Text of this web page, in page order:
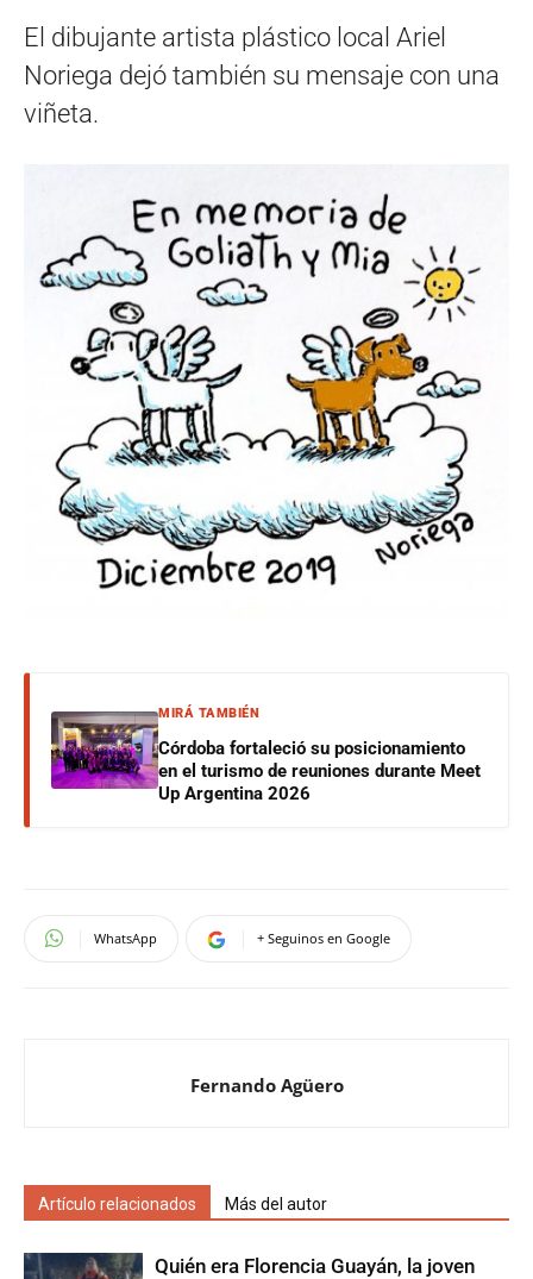
El dibujante artista plástico local Ariel
Noriega dejó también su mensaje con una
viñeta.
MIRÁ TAMBIÉN
Córdoba fortaleció su posicionamiento
en el turismo de reuniones durante Meet
Up Argentina 2026
WhatsApp + Seguinos en Google
Fernando Agüero
Artículo relacionados Más del autor
Quién era Florencia Guayán, la joven